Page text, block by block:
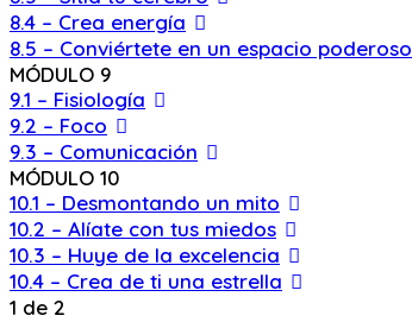
8.4 – Crea energía
8.5 – Conviértete en un espacio poderoso
MÓDULO 9
9.1 – Fisiología
9.2 – Foco
9.3 – Comunicación
MÓDULO 10
10.1 – Desmontando un mito
10.2 – Alíate con tus miedos
10.3 – Huye de la excelencia
10.4 – Crea de ti una estrella
1 de 2